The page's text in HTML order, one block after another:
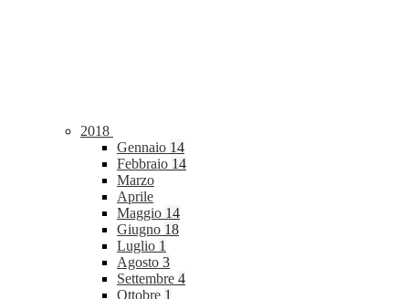
2018
Gennaio 14
Febbraio 14
Marzo
Aprile
Maggio 14
Giugno 18
Luglio 1
Agosto 3
Settembre 4
Ottobre 1